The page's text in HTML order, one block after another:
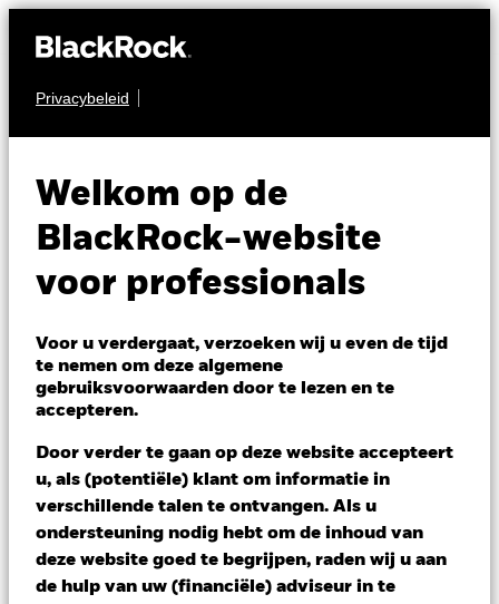
Privacybeleid
Welkom op de
BlackRock-website
voor professionals
Voor u verdergaat, verzoeken wij u even de tijd
te nemen om deze algemene
gebruiksvoorwaarden door te lezen en te
accepteren.
Door verder te gaan op deze website accepteert
u, als (potentiële) klant om informatie in
verschillende talen te ontvangen. Als u
ondersteuning nodig hebt om de inhoud van
deze website goed te begrijpen, raden wij u aan
de hulp van uw (financiële) adviseur in te
OBLIGATIES
Aggregate 1-5 Year
Bond Index Fund (IE)
EUR 10,01
Variatie 52wk: 9,91 - 10,06
Verandering NAV 1 dag per 06/aug/2026
EUR -0,01 (-0,09%)
Morningstar Rating